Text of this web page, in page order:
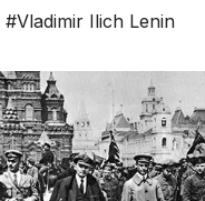
#Vladimir Ilich Lenin